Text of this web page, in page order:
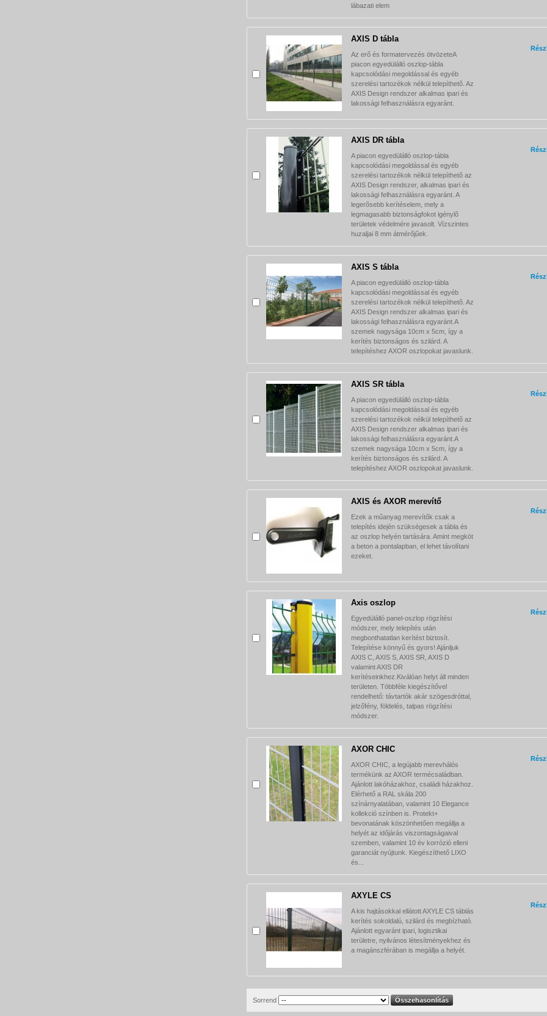
lábazati elem
AXIS D tábla
Az erő és formatervezés ötvözeteA
piacon egyedülálló oszlop-tábla
kapcsolódási megoldással és egyéb
szerelési tartozékok nélkül telepíthetõ. Az
AXIS Design rendszer alkalmas ipari és
lakossági felhasználásra egyaránt.
AXIS DR tábla
A piacon egyedülálló oszlop-tábla
kapcsolódási megoldással és egyéb
szerelési tartozékok nélkül telepíthetõ az
AXIS Design rendszer, alkalmas ipari és
lakossági felhasználásra egyaránt. A
legerõsebb kerítéselem, mely a
legmagasabb biztonságfokot igénylõ
területek védelmére javasolt. Vízszintes
huzaljai 8 mm átmérőjűek.
AXIS S tábla
A piacon egyedülálló oszlop-tábla
kapcsolódási megoldással és egyéb
szerelési tartozékok nélkül telepíthetõ. Az
AXIS Design rendszer alkalmas ipari és
lakossági felhasználásra egyaránt.A
szemek nagysága 10cm x 5cm, így a
kerítés biztonságos és szilárd. A
telepítéshez AXOR oszlopokat javaslunk.
AXIS SR tábla
A piacon egyedülálló oszlop-tábla
kapcsolódási megoldással és egyéb
szerelési tartozékok nélkül telepíthetõ az
AXIS Design rendszer alkalmas ipari és
lakossági felhasználásra egyaránt.A
szemek nagysága 10cm x 5cm, így a
kerítés biztonságos és szilárd. A
telepítéshez AXOR oszlopokat javaslunk.
AXIS és AXOR merevítő
Ezek a műanyag merevítők csak a
telepítés idején szükségesek a tábla és
az oszlop helyén tartására. Amint megköt
a beton a pontalapban, el lehet távolítani
ezeket.
Axis oszlop
Egyedülálló panel-oszlop rögzítési
módszer, mely telepítés után
megbonthatatlan kerítést biztosít.
Telepítése könnyű és gyors! Ajánljuk
AXIS C, AXIS S, AXIS SR, AXIS D
valamint AXIS DR
kerítéseinkhez.Kiválóan helyt áll minden
területen. Többféle kiegészítővel
rendelhető: távtartók akár szögesdróttal,
jelzőfény, földelés, talpas rögzítési
módszer.
AXOR CHIC
AXOR CHIC, a legújabb merevhálós
termékünk az AXOR termécsaládban.
Ajánlott lakóházakhoz, családi házakhoz.
Elérhető a RAL skála 200
színárnyalatában, valamint 10 Elegance
kollekció színben is. Protekt+
bevonatának köszönhetően megállja a
helyét az időjárás viszontagságaival
szemben, valamint 10 év korrózió elleni
garanciát nyújtunk. Kiegészíthető LIXO
és...
AXYLE CS
A kis hajtásokkal ellátott AXYLE CS táblás
kerítés sokoldalú, szilárd és megbízható.
Ajánlott egyaránt ipari, logisztikai
területre, nyilvános létesítményekhez és
a magánszférában is megállja a helyét.
Sorrend